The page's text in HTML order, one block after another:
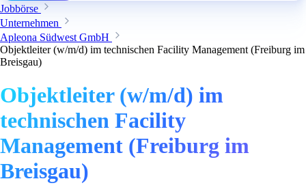
Jobbörse
Unternehmen
Apleona Südwest GmbH
Objektleiter (w/m/d) im technischen Facility Management (Freiburg im
Breisgau)
Objektleiter (w/m/d) im
technischen Facility
Management (Freiburg im
Breisgau)